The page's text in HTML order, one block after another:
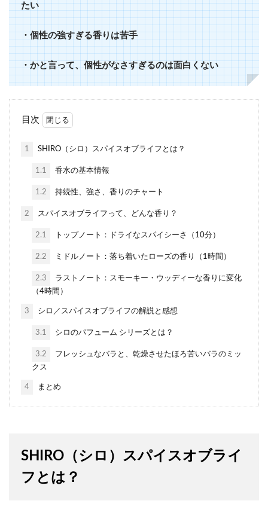
たい
・個性の強すぎる香りは苦手
・かと言って、個性がなさすぎるのは面白くない
目次
1 SHIRO（シロ）スパイスオブライフとは？
1.1 香水の基本情報
1.2 持続性、強さ、香りのチャート
2 スパイスオブライフって、どんな香り？
2.1 トップノート：ドライなスパイシーさ（10分）
2.2 ミドルノート：落ち着いたローズの香り（1時間）
2.3
ラストノート：スモーキー・ウッディーな香りに変化
（4時間）
3 シロ／スパイスオブライフの解説と感想
3.1 シロのパフューム シリーズとは？
3.2
フレッシュなバラと、乾燥させたほろ苦いバラのミッ
クス
4 まとめ
SHIRO（シロ）スパイスオブライ
フとは？